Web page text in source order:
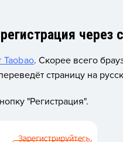
через
Taobao. Скорее всего
страницу на
"Регистрация".